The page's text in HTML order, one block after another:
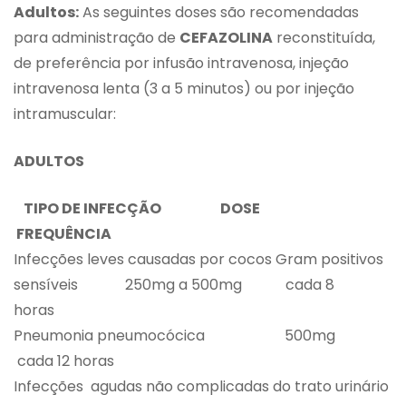
Adultos:As seguintes doses são recomendadas
para administração de CEFAZOLINA reconstituída,
de preferência por infusão intravenosa, injeção
intravenosa lenta (3 a 5 minutos) ou por injeção
intramuscular:
ADULTOS
TIPO DE INFECÇÃO
DOSE
FREQUÊNCIA
Infecções leves causadas por cocos Gram positivos
sensíveis 250mg a 500mg cada 8
horas
Pneumonia pneumocócica 500mg
cada 12 horas
Infecções agudas não complicadas do trato urinário